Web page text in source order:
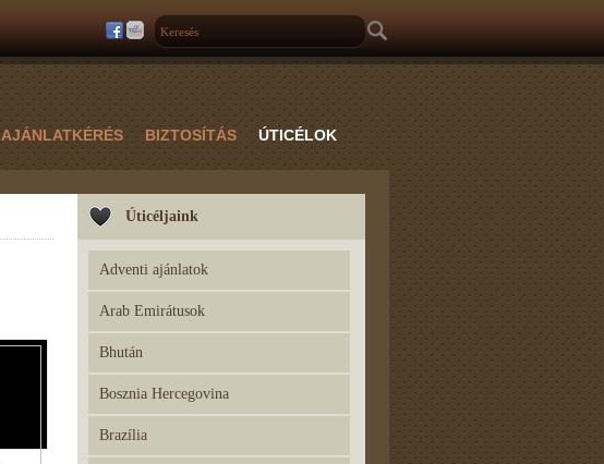
AJÁNLATKÉRÉS BIZTOSÍTÁS ÚTICÉLOK
Úticéljaink
Adventi ajánlatok
Arab Emirátusok
Bhután
Bosznia Hercegovina
Brazília